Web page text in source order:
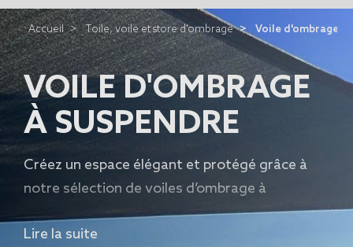
Accueil Toile, voile et store d'ombrage Voile d'ombrage à
VOILE D'OMBRAGE
À SUSPENDRE
Créez un espace élégant et protégé grâce à
notre sélection de voiles d’ombrage à
suspendre
, idéaux pour filtrer les rayons du
soleil tout en apportant une touche déco à
Lire la suite